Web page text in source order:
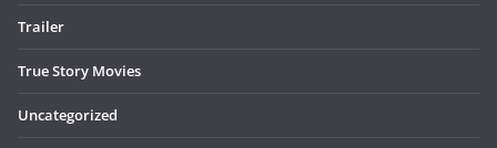
Trailer
True Story Movies
Uncategorized